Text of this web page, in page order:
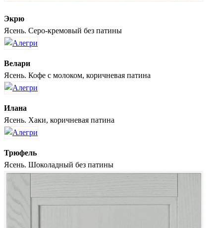
Экрю
Ясень. Серо-кремовый без патины
Велари
Ясень. Кофе с молоком, коричневая патина
Илана
Ясень. Хаки, коричневая патина
Трюфель
Ясень. Шоколадный без патины